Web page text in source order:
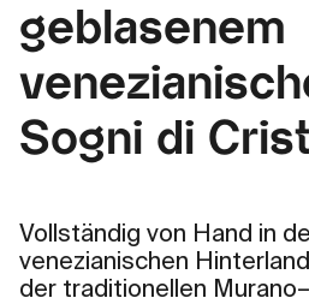
geblasenem
Sogni di
Vollständig von Hand in
venezianischen
der traditionellen